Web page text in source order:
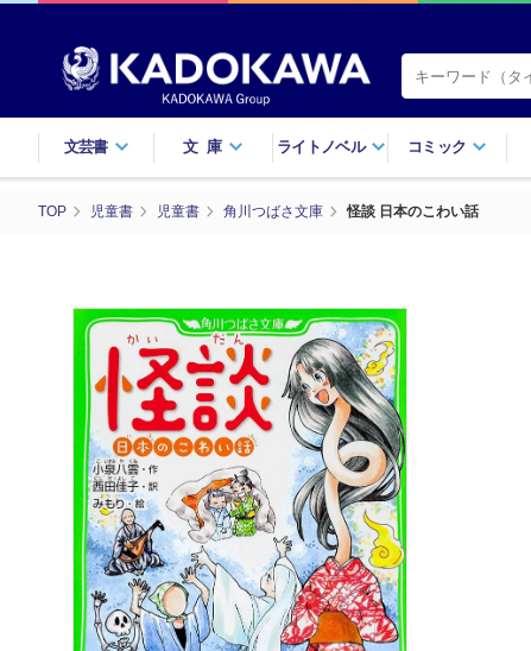
文芸書 文庫 ライトノベル コミック
TOP 児童書 児童書 角川つばさ文庫 怪談 日本のこわい話